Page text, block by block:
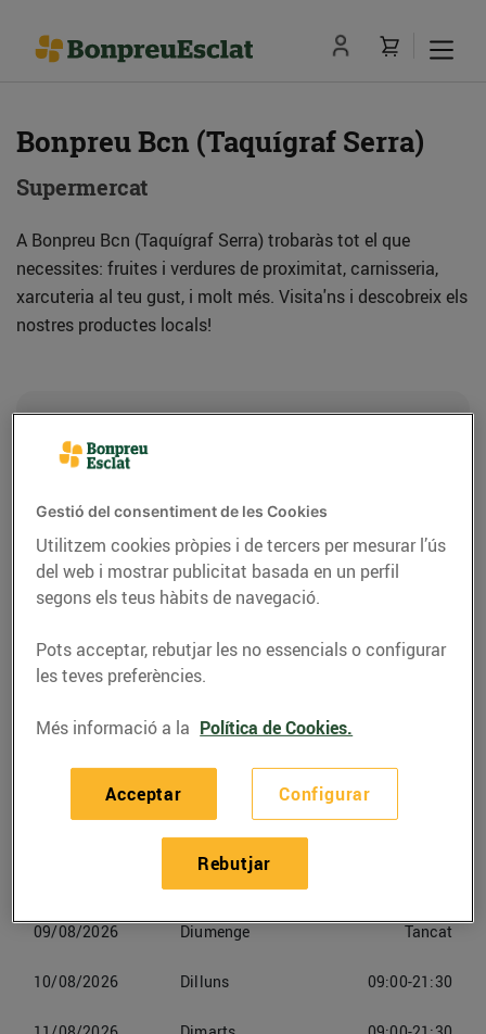
Bonpreu Bcn (Taquígraf Serra)
Supermercat
A Bonpreu Bcn (Taquígraf Serra) trobaràs tot el que
necessites: fruites i verdures de proximitat, carnisseria,
xarcuteria al teu gust, i molt més. Visita'ns i descobreix els
nostres productes locals!
C. Taquígraf Serra, 3-5 (08029) Barcelona
Telèfon
938555378
Trucar-hi
Horaris Bonpreu Barcelona
06/08/2026
09/08/2026 Diumenge Tancat
10/08/2026 Dilluns 09:00-21:30
Gestió del consentiment de les Cookies
Utilitzem cookies pròpies i de tercers per mesurar l’ús
del web i mostrar publicitat basada en un perfil
segons els teus hàbits de navegació.
Pots acceptar, rebutjar les no essencials o configurar
les teves preferències.
Més informació a la Política de Cookies.
Configurar
Rebutjar
Acceptar